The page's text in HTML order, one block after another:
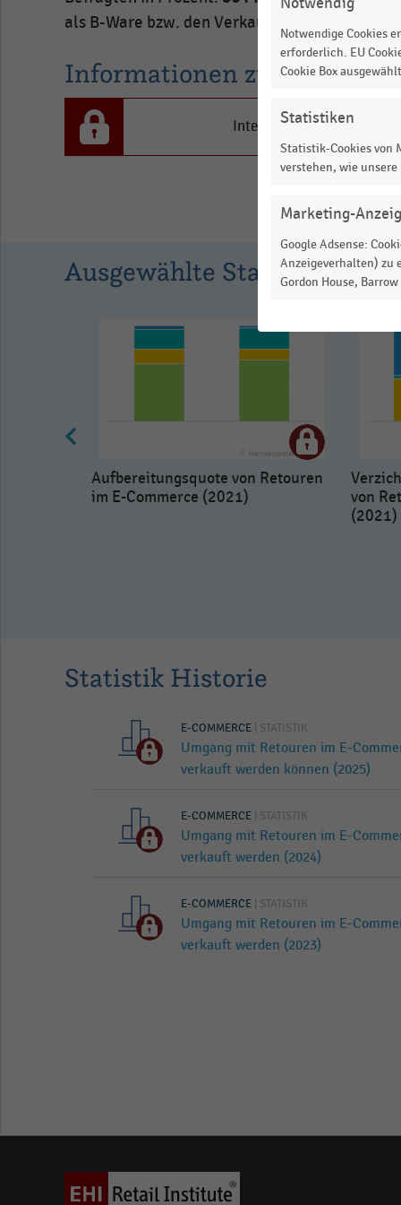
Online-
in
Prozent.
-0.07293333333333334
table.
als B-Ware bzw. den Verkauf an Restposten-
Informationen zur Statistik
Interesse an den
Ausgewählte Statistiken
Aufbereitungsquote von Retouren
im E-Commerce (2021)
von
(2021)
Statistik Historie
E-COMMERCE | STATISTIK
Umgang mit Retouren im E-
verkauft werden können (2025)
E-COMMERCE | STATISTIK
Umgang mit Retouren im E-
verkauft werden (2024)
E-COMMERCE | STATISTIK
Umgang mit Retouren im E-
verkauft werden (2023)
Notwendige Cookies
erforderlich. EU
Cookie Box
Statistiken
Statistik-Cookies von
verstehen, wie
Marketing-
Google Adsense:
Anzeigeverhalten) zu
Gordon House,